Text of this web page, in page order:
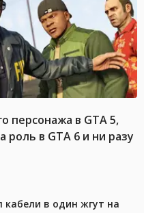
персонажа в GTA 5,
роль в GTA 6 и ни разу
кабели в один жгут на